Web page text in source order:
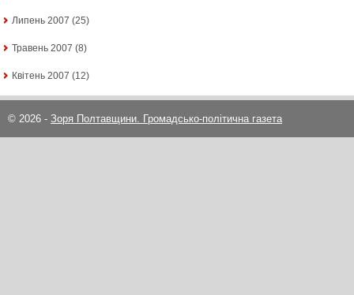
Липень 2007 (25)
Травень 2007 (8)
Квітень 2007 (12)
© 2026 - Зоря Полтавщини. Громадсько-політична газета